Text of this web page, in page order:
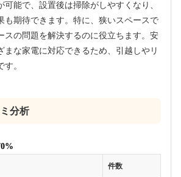
可能で、設置後は掃除がしやすくなり、
も期待できます。特に、狭いスペースで
スの問題を解決するのに役立ちます。安
まな家電に対応できるため、引越しやリ
。
分析
件数